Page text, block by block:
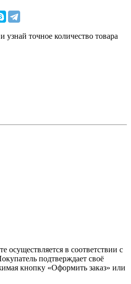
узнай точное количество товара
осуществляется в соответствии с
подтверждает своё
кнопку «Оформить заказ» или